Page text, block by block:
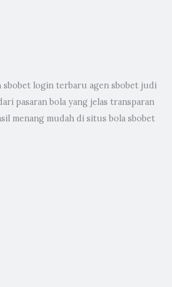
sbobet login terbaru agen sbobet judi
pasaran bola yang jelas transparan
menang mudah di situs bola sbobet